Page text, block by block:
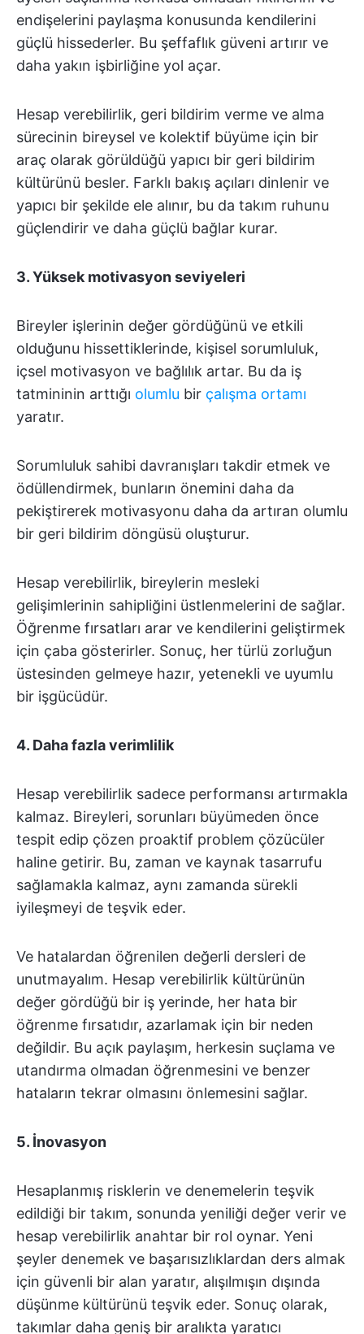
endişelerini paylaşma konusunda kendilerini
güçlü hissederler. Bu şeffaflık güveni artırır ve
daha yakın işbirliğine yol açar.
Hesap verebilirlik, geri bildirim verme ve alma
sürecinin bireysel ve kolektif büyüme için bir
araç olarak görüldüğü yapıcı bir geri bildirim
kültürünü besler. Farklı bakış açıları dinlenir ve
yapıcı bir şekilde ele alınır, bu da takım ruhunu
güçlendirir ve daha güçlü bağlar kurar.
3.Yüksek motivasyon seviyeleri
Bireyler işlerinin değer gördüğünü ve etkili
olduğunu hissettiklerinde, kişisel sorumluluk,
içsel motivasyon ve bağlılık artar. Bu da iş
tatmininin arttığı olumlu bir çalışma ortamı
yaratır.
Sorumluluk sahibi davranışları takdir etmek ve
ödüllendirmek, bunların önemini daha da
pekiştirerek motivasyonu daha da artıran olumlu
bir geri bildirim döngüsü oluşturur.
Hesap verebilirlik, bireylerin mesleki
gelişimlerinin sahipliğini üstlenmelerini de sağlar.
Öğrenme fırsatları arar ve kendilerini geliştirmek
için çaba gösterirler. Sonuç, her türlü zorluğun
üstesinden gelmeye hazır, yetenekli ve uyumlu
bir işgücüdür.
4. Daha fazla verimlilik
Hesap verebilirlik sadece performansı artırmakla
kalmaz. Bireyleri, sorunları büyümeden önce
tespit edip çözen proaktif problem çözücüler
haline getirir. Bu, zaman ve kaynak tasarrufu
sağlamakla kalmaz, aynı zamanda sürekli
iyileşmeyi de teşvik eder.
Ve hatalardan öğrenilen değerli dersleri de
unutmayalım. Hesap verebilirlik kültürünün
değer gördüğü bir iş yerinde, her hata bir
öğrenme fırsatıdır, azarlamak için bir neden
değildir. Bu açık paylaşım, herkesin suçlama ve
utandırma olmadan öğrenmesini ve benzer
hataların tekrar olmasını önlemesini sağlar.
5. İnovasyon
Hesaplanmış risklerin ve denemelerin teşvik
edildiği bir takım, sonunda yeniliği değer verir ve
hesap verebilirlik anahtar bir rol oynar. Yeni
şeyler denemek ve başarısızlıklardan ders almak
için güvenli bir alan yaratır, alışılmışın dışında
düşünme kültürünü teşvik eder. Sonuç olarak,
takımlar daha geniş bir aralıkta yaratıcı